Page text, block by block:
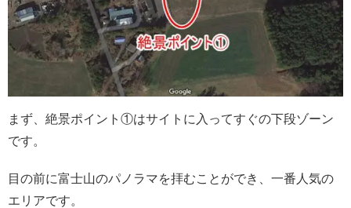
まず、絶景ポイント①はサイトに入ってすぐの下段ゾーン
です。
目の前に富士山のパノラマを拝むことができ、一番人気の
エリアです。